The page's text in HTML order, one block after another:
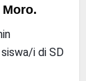
i di SD